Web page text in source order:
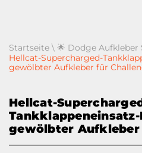
Startseite \ 🌟 Dodge Aufkleber
Hellcat-Supercharged-
gewölbter Aufkleber für
Hellcat-
Tankklappeneinsatz-
gewölbter Aufkleber